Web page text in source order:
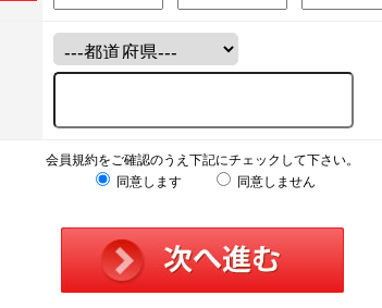
会員規約をご確認のうえ下記にチェックして下さい。
同意します
同意しません